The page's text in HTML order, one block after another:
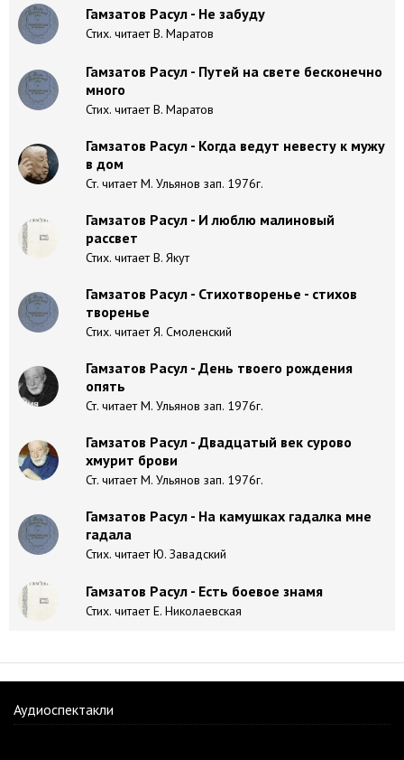
Гамзатов Расул - Не забуду
Стих. читает В. Маратов
Гамзатов Расул - Путей на свете бесконечно
много
Стих. читает В. Маратов
Гамзатов Расул - Когда ведут невесту к мужу
в дом
Ст. читает М. Ульянов зап. 1976г.
Гамзатов Расул - И люблю малиновый
рассвет
Стих. читает В. Якут
Гамзатов Расул - Стихотворенье - стихов
творенье
Стих. читает Я. Смоленский
Гамзатов Расул - День твоего рождения
опять
Ст. читает М. Ульянов зап. 1976г.
Гамзатов Расул - Двадцатый век сурово
хмурит брови
Ст. читает М. Ульянов зап. 1976г.
Гамзатов Расул - На камушках гадалка мне
гадала
Стих. читает Ю. Завадский
Гамзатов Расул - Есть боевое знамя
Стих. читает Е. Николаевская
Аудиоспектакли